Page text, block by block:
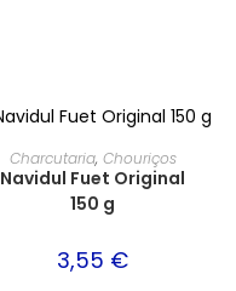
Charcutaria, Chouriços
Navidul Fuet Original
150 g
3,55 €